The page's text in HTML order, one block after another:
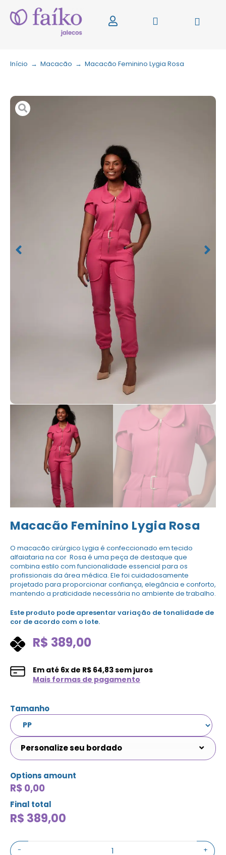
Início → Macacão → Macacão Feminino Lygia Rosa
Macacão Feminino Lygia Rosa
O macacão cirúrgico Lygia é confeccionado em tecido
alfaiataria na cor Rosa é uma peça de destaque que
combina estilo com funcionalidade essencial para os
profissionais da área médica. Ele foi cuidadosamente
projetado para proporcionar confiança, elegância e conforto,
mantendo a praticidade necessária no ambiente de trabalho.
Este produto pode apresentar variação de tonalidade de
cor de acordo com o lote.
R$ 389,00
Em até 6x de R$ 64,83sem juros
Mais formas de pagamento
Tamanho
Personalize seu bordado
Options amount
R$ 0,00
Final total
R$ 389,00
- +